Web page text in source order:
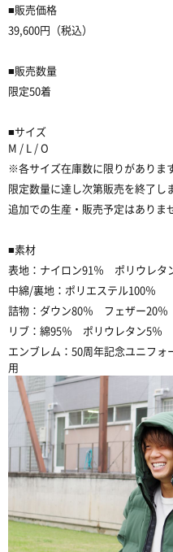
■販売価格
39,600円（税込）
■販売数量
限定50着
■サイズ
M / L / O
※各サイズ在庫数に限りがありま
限定数量に達し次第販売を終了し
追加での生産・販売予定はありま
■素材
表地：ナイロン91％ ポリウレタ
中綿/裏地：ポリエステル100％
詰物：ダウン80％ フェザー20％
リブ：綿95％ ポリウレタン5％
エンブレム：50周年記念ユニフ
用